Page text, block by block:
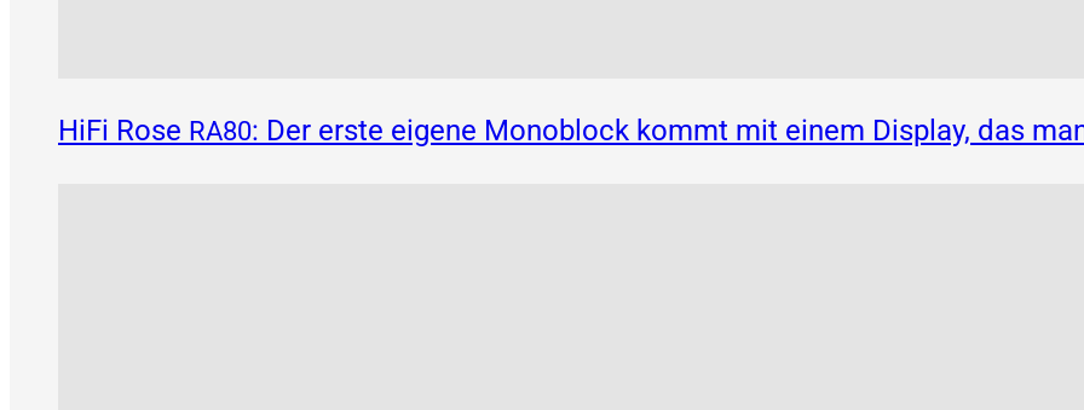
HiFi Rose RA80: Der erste eigene Monoblock kommt mit einem Display, das